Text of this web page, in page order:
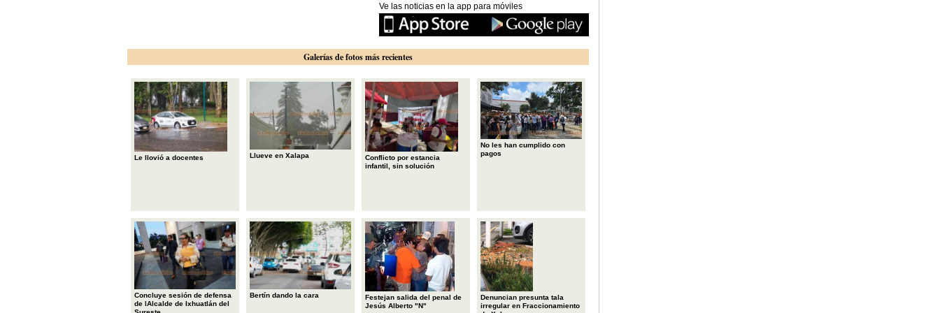
Ve las noticias en la app para móviles
Galerías de fotos más recientes
Le llovió a docentes Llueve en Xalapa
Conflicto por estancia
infantil, sin solución
No les han cumplido con
pagos
Concluye sesión de defensa
de lAlcalde de Ixhuatlán del
Bertín dando la cara
Festejan salida del penal de
Jesús Alberto "N"
Denuncian presunta tala
irregular en Fraccionamiento